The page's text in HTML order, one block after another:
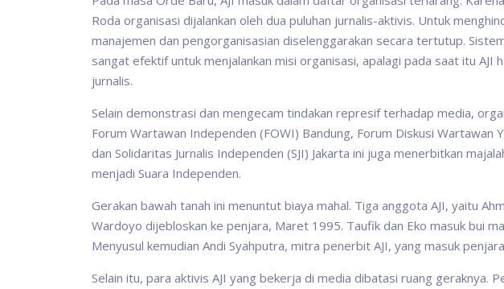
Roda organisasi dijalankan oleh dua puluhan jurnalis-aktivis. Untuk
manajemen dan pengorganisasian diselenggarakan secara tertutup.
sangat efektif untuk menjalankan misi organisasi, apalagi pada saat itu AJI
jurnalis.
Selain demonstrasi dan mengecam tindakan represif terhadap media,
Forum Wartawan Independen (FOWI) Bandung, Forum Diskusi Wartawan
dan Solidaritas Jurnalis Independen (SJI) Jakarta ini juga menerbitkan
menjadi Suara Independen.
Gerakan bawah tanah ini menuntut biaya mahal. Tiga anggota AJI, yaitu
Wardoyo dijebloskan ke penjara, Maret 1995. Taufik dan Eko masuk bui
Menyusul kemudian Andi Syahputra, mitra penerbit AJI, yang masuk
Selain itu, para aktivis AJI yang bekerja di media dibatasi ruang geraknya.